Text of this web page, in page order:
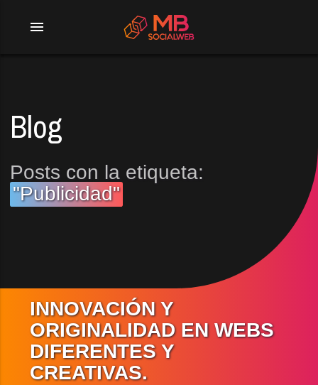
menu
Blog
Posts con la etiqueta:
"Publicidad"
INNOVACIÓN Y
ORIGINALIDAD EN WEBS
DIFERENTES Y
CREATIVAS.